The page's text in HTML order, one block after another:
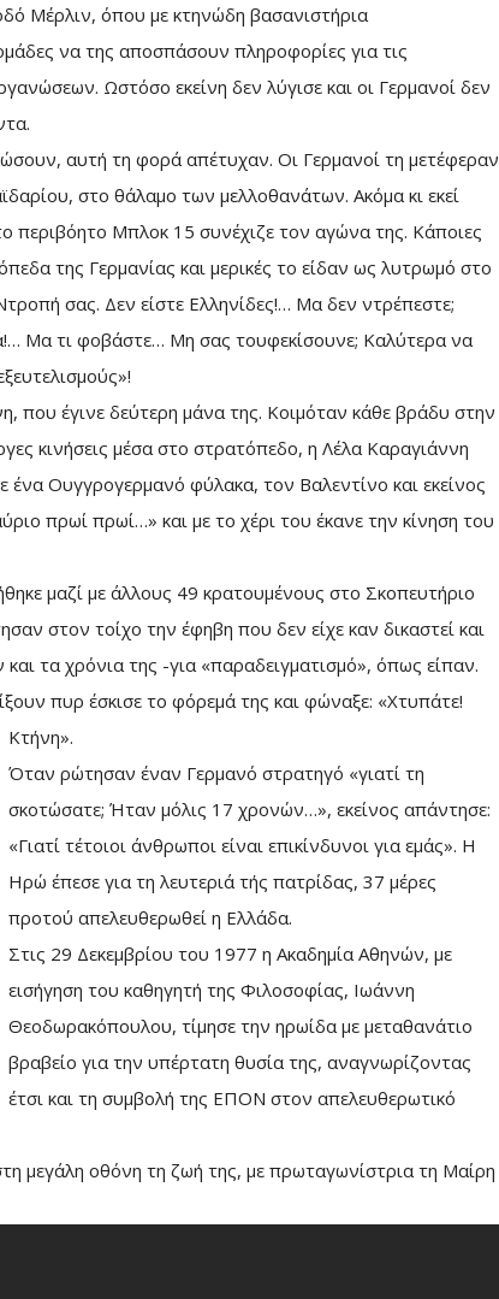
Μέρλιν, όπου με κτηνώδη βασανιστήρια
να της αποσπάσουν πληροφορίες για τις
Ωστόσο εκείνη δεν λύγισε και οι Γερμανοί δεν
αυτή τη φορά απέτυχαν. Οι Γερμανοί τη μετέφεραν
στο θάλαμο των μελλοθανάτων. Ακόμα κι εκεί
Μπλοκ 15 συνέχιζε τον αγώνα της. Κάποιες
της Γερμανίας και μερικές το είδαν ως λυτρωμό στο
σας. Δεν είστε Ελληνίδες!… Μα δεν ντρέπεστε;
Μα τι φοβάστε… Μη σας τουφεκίσουνε; Καλύτερα να
που έγινε δεύτερη μάνα της. Κοιμόταν κάθε βράδυ στην
κινήσεις μέσα στο στρατόπεδο, η Λέλα Καραγιάννη
Ουγγρογερμανό φύλακα, τον Βαλεντίνο και εκείνος
πρωί πρωί…» και με το χέρι του έκανε την κίνηση του
μαζί με άλλους 49 κρατουμένους στο Σκοπευτήριο
στον τοίχο την έφηβη που δεν είχε καν δικαστεί και
τα χρόνια της -για «παραδειγματισμό», όπως είπαν.
πυρ έσκισε το φόρεμά της και φώναξε: «Χτυπάτε!
Κτήνη».
Όταν ρώτησαν έναν Γερμανό στρατηγό «γιατί τη
σκοτώσατε; Ήταν μόλις 17 χρονών…», εκείνος απάντησε:
«Γιατί τέτοιοι άνθρωποι είναι επικίνδυνοι για εμάς». Η
Ηρώ έπεσε για τη λευτεριά τής πατρίδας, 37 μέρες
προτού απελευθερωθεί η Ελλάδα.
Στις 29 Δεκεμβρίου του 1977 η Ακαδημία Αθηνών, με
εισήγηση του καθηγητή της Φιλοσοφίας, Ιωάννη
Θεοδωρακόπουλου, τίμησε την ηρωίδα με μεταθανάτιο
βραβείο για την υπέρτατη θυσία της, αναγνωρίζοντας
έτσι και τη συμβολή της ΕΠΟΝ στον απελευθερωτικό
μεγάλη οθόνη τη ζωή της, με πρωταγωνίστρια τη Μαίρη